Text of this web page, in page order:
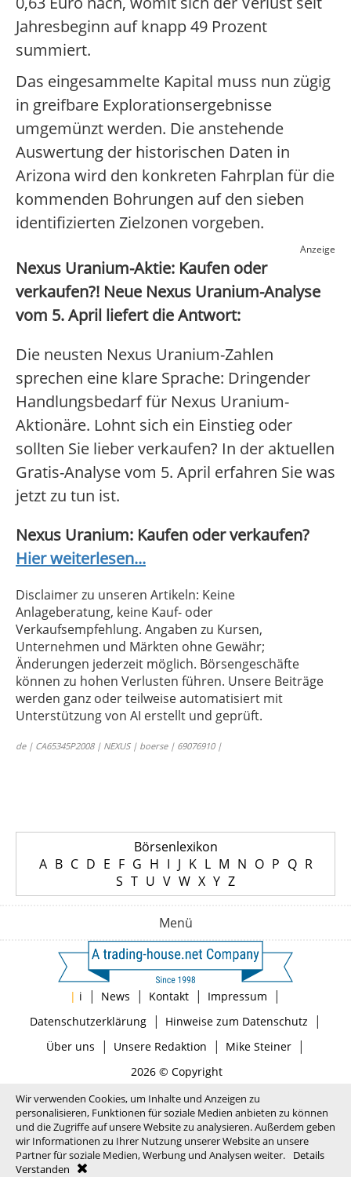
Jahresbeginn auf knapp 49 Prozent
summiert.
Das eingesammelte Kapital muss nun zügig
in greifbare Explorationsergebnisse
umgemünzt werden. Die anstehende
Auswertung der historischen Daten in
Arizona wird den konkreten Fahrplan für die
kommenden Bohrungen auf den sieben
identifizierten Zielzonen vorgeben.
Anzeige
Nexus Uranium-Aktie: Kaufen oder
verkaufen?! Neue Nexus Uranium-Analyse
vom 5. April liefert die Antwort:
Die neusten Nexus Uranium-Zahlen
sprechen eine klare Sprache: Dringender
Handlungsbedarf für Nexus Uranium-
Aktionäre. Lohnt sich ein Einstieg oder
sollten Sie lieber verkaufen? In der aktuellen
Gratis-Analyse vom 5. April erfahren Sie was
jetzt zu tun ist.
Nexus Uranium: Kaufen oder verkaufen?
Hier weiterlesen...
Disclaimer zu unseren Artikeln: Keine
Anlageberatung, keine Kauf- oder
Verkaufsempfehlung. Angaben zu Kursen,
Unternehmen und Märkten ohne Gewähr;
Änderungen jederzeit möglich. Börsengeschäfte
können zu hohen Verlusten führen. Unsere Beiträge
werden ganz oder teilweise automatisiert mit
Unterstützung von AI erstellt und geprüft.
de | CA65345P2008 | NEXUS | boerse | 69076910 |
Börsenlexikon
A B C D E F G H I J K L M N O P Q R
S T U V W X Y Z
Menü
| i | News | Kontakt | Impressum |
Datenschutzerklärung| Hinweise zum Datenschutz |
Über uns | Unsere Redaktion | Mike Steiner|
2026 © Copyright
Wir verwenden Cookies, um Inhalte und Anzeigen zu
personalisieren, Funktionen für soziale Medien anbieten zu können
und die Zugriffe auf unsere Website zu analysieren. Außerdem geben
wir Informationen zu Ihrer Nutzung unserer Website an unsere
Partner für soziale Medien, Werbung und Analysen weiter.
Details
Verstanden